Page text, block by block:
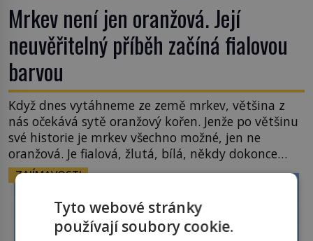
Mrkev není jen oranžová. Její
neuvěřitelný příběh začíná fialovou
barvou
Když dnes vytáhneme ze země mrkev, většina z
nás očekává sytě oranžový kořen. Jenže po většinu
své historie je mrkev všechno možné, jen ne
oranžová. Je fialová, žlutá, bílá, někdy dokonce
téměř černá. Až díky stovkám let pečlivého
šlechtění se z ní stává zelenina, bez které si českou
zahradu ani nedokážeme představit. Její příběh je
ZAJÍMAVOSTI
Tyto webové stránky
používají soubory cookie.